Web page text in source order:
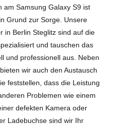
am Samsung Galaxy S9 ist
Grund zur Sorge. Unsere
in Berlin Steglitz sind auf die
und tauschen das
und professionell aus. Neben
wir auch den Austausch
feststellen, dass die Leistung
Problemen wie einem
defekten Kamera oder
Ladebuchse sind wir Ihr